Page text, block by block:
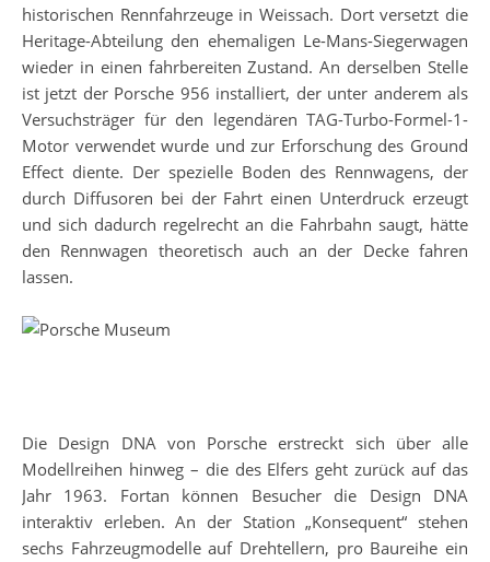
historischen Rennfahrzeuge in Weissach. Dort versetzt die
Heritage-Abteilung den ehemaligen Le-Mans-Siegerwagen
wieder in einen fahrbereiten Zustand. An derselben Stelle
ist jetzt der Porsche 956 installiert, der unter anderem als
Versuchsträger für den legendären TAG-Turbo-Formel-1-
Motor verwendet wurde und zur Erforschung des Ground
Effect diente. Der spezielle Boden des Rennwagens, der
durch Diffusoren bei der Fahrt einen Unterdruck erzeugt
und sich dadurch regelrecht an die Fahrbahn saugt, hätte
den Rennwagen theoretisch auch an der Decke fahren
lassen.
Die Design DNA von Porsche erstreckt sich über alle
Modellreihen hinweg – die des Elfers geht zurück auf das
Jahr 1963. Fortan können Besucher die Design DNA
interaktiv erleben. An der Station „Konsequent“ stehen
sechs Fahrzeugmodelle auf Drehtellern, pro Baureihe ein